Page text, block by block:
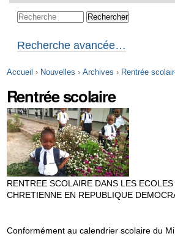
navigation
Recherche avancée…
Accueil › Nouvelles › Archives › Rentrée
Rentrée scolaire
RENTREE SCOLAIRE DANS LES
CHRETIENNE EN REPUBLIQUE
Conformément au calendrier scolaire du